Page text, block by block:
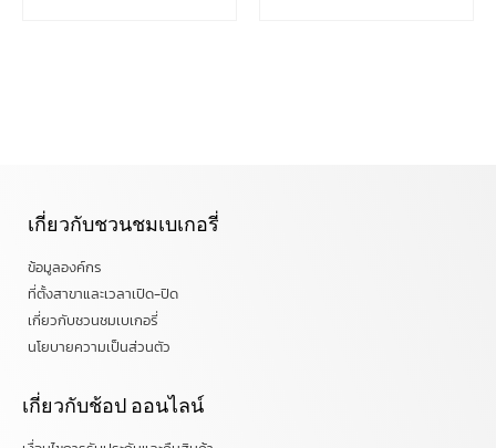
เกี่ยวกับชวนชมเบเกอรี่
ข้อมูลองค์กร
ที่ตั้งสาขาและเวลาเปิด-ปิด
เกี่ยวกับชวนชมเบเกอรี่
นโยบายความเป็นส่วนตัว
เกี่ยวกับช้อป ออนไลน์